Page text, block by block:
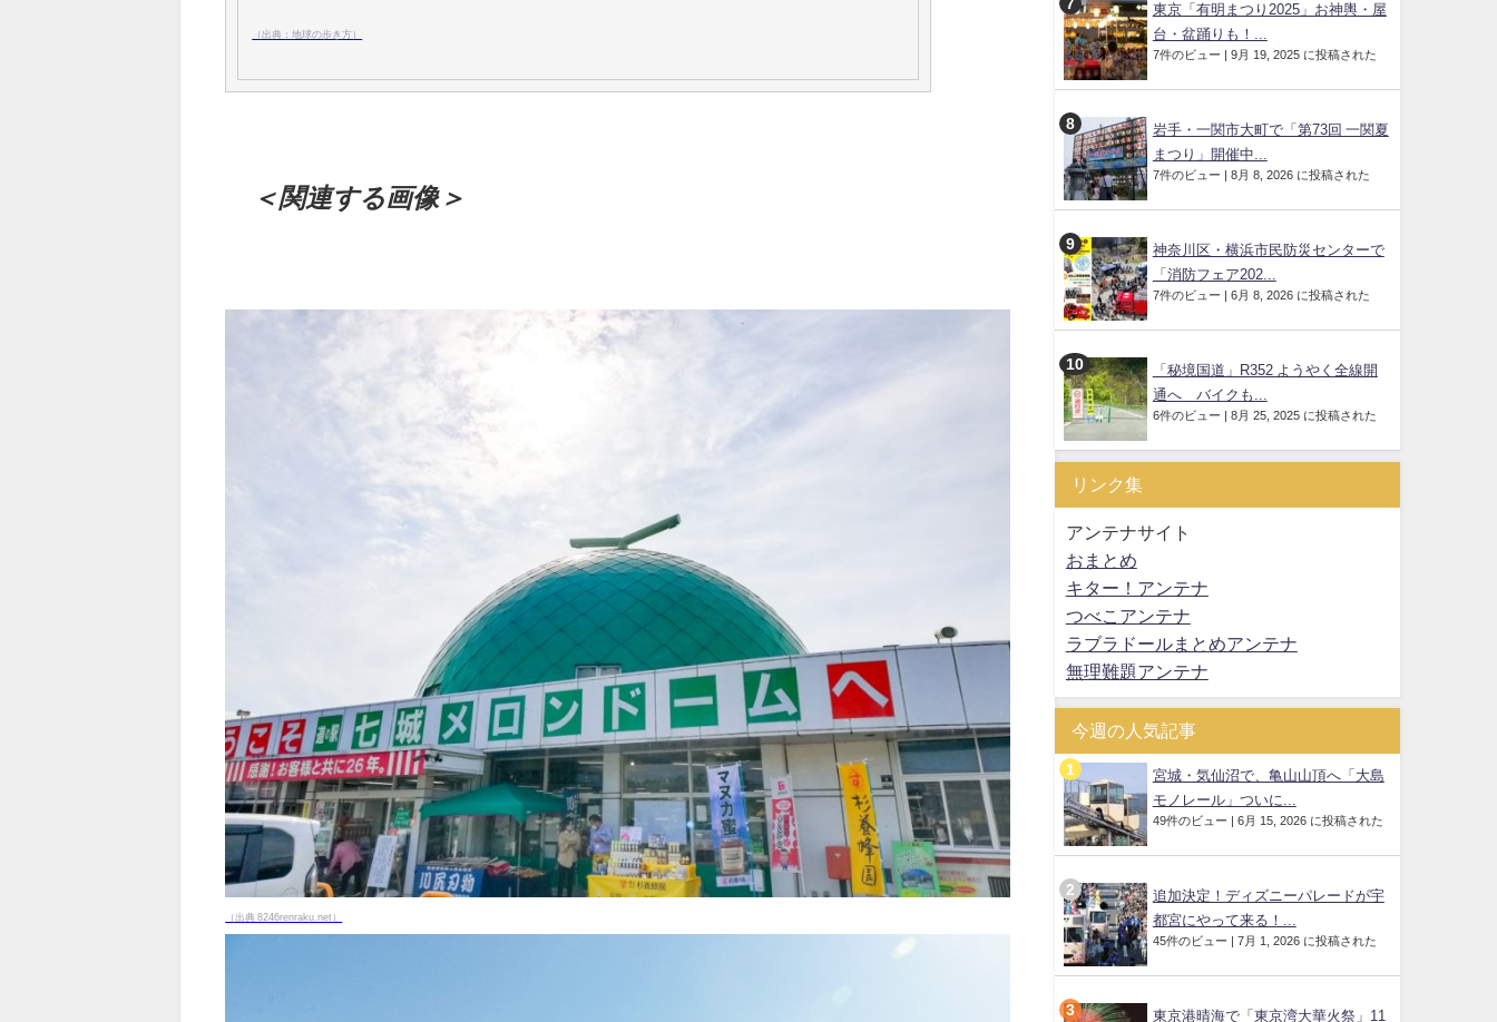
（出典：地球の歩き方）
＜関連する画像＞
（出典 8246renraku.net）
東京「有明まつり2025」お神輿・屋
台・盆踊りも！...
7件のビュー | 9月 19, 2025 に投稿された
岩手・一関市大町で「第73回 一関夏
まつり」開催中...
7件のビュー | 8月 8, 2026 に投稿された
神奈川区・横浜市民防災センターで
「消防フェア202...
7件のビュー | 6月 8, 2026 に投稿された
「秘境国道」R352 ようやく全線開
通へ バイクも...
6件のビュー | 8月 25, 2025 に投稿された
リンク集
アンテナサイト
おまとめ
キター！アンテナ
つべこアンテナ
ラブラドールまとめアンテナ
無理難題アンテナ
今週の人気記事
宮城・気仙沼で、亀山山頂へ「大島
モノレール」ついに...
49件のビュー | 6月 15, 2026 に投稿された
追加決定！ディズニーパレードが宇
都宮にやって来る！...
45件のビュー | 7月 1, 2026 に投稿された
東京港晴海で「東京湾大華火祭」11